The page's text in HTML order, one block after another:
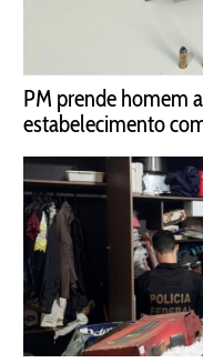
PM prende homem
estabelecimento